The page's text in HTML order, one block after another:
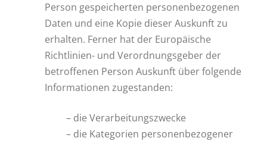
Person gespeicherten personenbezogenen
Daten und eine Kopie dieser Auskunft zu
erhalten. Ferner hat der Europäische
Richtlinien- und Verordnungsgeber der
betroffenen Person Auskunft über folgende
Informationen zugestanden:
– die Verarbeitungszwecke
– die Kategorien personenbezogener